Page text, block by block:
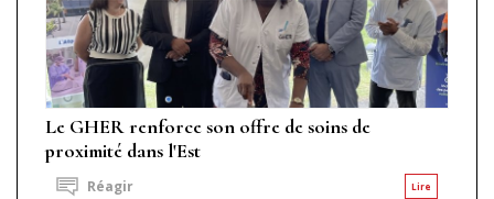
Le GHER renforce son offre de soins de
proximité dans l'Est
Lire
Réagir